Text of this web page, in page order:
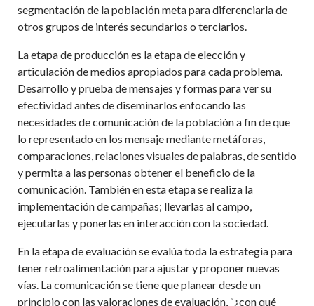
segmentación de la población meta para diferenciarla de
otros grupos de interés secundarios o terciarios.
La etapa de producción es la etapa de elección y
articulación de medios apropiados para cada problema.
Desarrollo y prueba de mensajes y formas para ver su
efectividad antes de diseminarlos enfocando las
necesidades de comunicación de la población a fin de que
lo representado en los mensaje mediante metáforas,
comparaciones, relaciones visuales de palabras, de sentido
y permita a las personas obtener el beneficio de la
comunicación. También en esta etapa se realiza la
implementación de campañas; llevarlas al campo,
ejecutarlas y ponerlas en interacción con la sociedad.
En la etapa de evaluación se evalúa toda la estrategia para
tener retroalimentación para ajustar y proponer nuevas
vías. La comunicación se tiene que planear desde un
principio con las valoraciones de evaluación, “¿con qué